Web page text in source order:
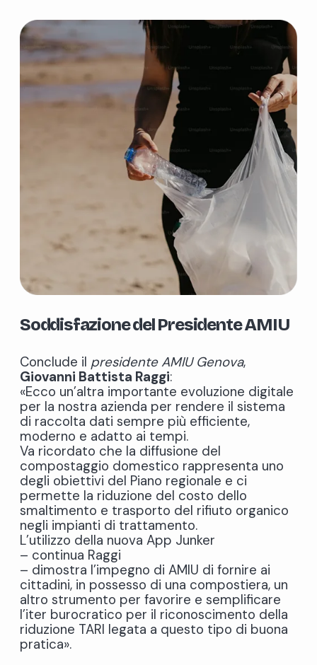
Soddisfazione del Presidente AMIU
Conclude il presidente AMIU Genova,
Giovanni Battista Raggi:
«Ecco un’altra importante evoluzione digitale
per la nostra azienda per rendere il sistema
di raccolta dati sempre più efficiente,
moderno e adatto ai tempi.
Va ricordato che la diffusione del
compostaggio domestico rappresenta uno
degli obiettivi del Piano regionale e ci
permette la riduzione del costo dello
smaltimento e trasporto del rifiuto organico
negli impianti di trattamento.
L’utilizzo della nuova App Junker
– continua Raggi
– dimostra l’impegno di AMIU di fornire ai
cittadini, in possesso di una compostiera, un
altro strumento per favorire e semplificare
l’iter burocratico per il riconoscimento della
riduzione TARI legata a questo tipo di buona
pratica».